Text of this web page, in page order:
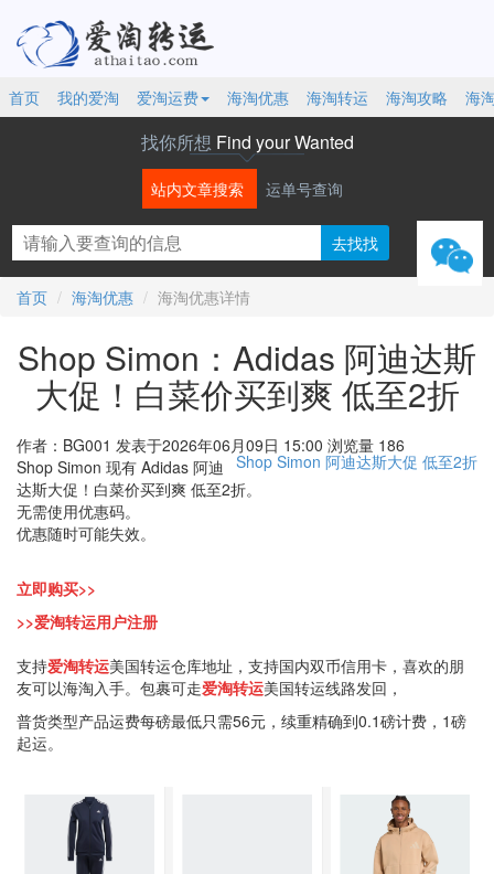
首页 我的爱淘 爱淘运费 海淘优惠 海淘转运 海淘攻略 海
找你所想 Find your Wanted
站内文章搜索 运单号查询
首页 海淘优惠 海淘优惠详情
Shop Simon：Adidas 阿迪达斯
大促！白菜价买到爽 低至2折
作者：BG001 发表于2026年06月09日 15:00 浏览量 186
Shop Simon 阿迪达斯大促 低至2折
Shop Simon 现有 Adidas 阿迪
达斯大促！白菜价买到爽 低至2折。
无需使用优惠码。
优惠随时可能失效。
立即购买>>
>>爱淘转运用户注册
支持爱淘转运美国转运仓库地址，支持国内双币信用卡，喜欢的朋
友可以海淘入手。包裹可走爱淘转运美国转运线路发回，
普货类型产品运费每磅最低只需56元，续重精确到0.1磅计费，1磅
起运。